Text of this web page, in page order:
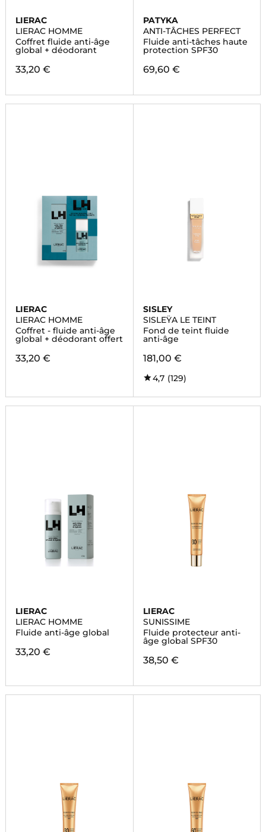
LIERAC
LIERAC HOMME
Coffret fluide anti-âge
global + déodorant
33,20 €
PATYKA
ANTI-TÂCHES PERFECT
Fluide anti-tâches haute
protection SPF30
69,60 €
LIERAC
LIERAC HOMME
Coffret - fluide anti-âge
global + déodorant offert
33,20 €
SISLEY
SISLEŸA LE TEINT
Fond de teint fluide
anti-âge
181,00 €
4,7 (129)
LIERAC
LIERAC HOMME
Fluide anti-âge global
33,20 €
LIERAC
SUNISSIME
Fluide protecteur anti-
âge global SPF30
38,50 €